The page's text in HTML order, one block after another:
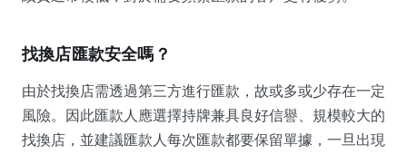
找換店匯款安全嗎？
由於找換店需透過第三方進行匯款，故或多或少存在一定
風險。因此匯款人應選擇持牌兼具良好信譽、規模較大的
找換店，並建議匯款人每次匯款都要保留單據，一旦出現